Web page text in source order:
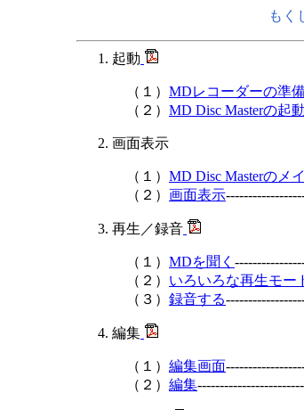
もく
起動
（１） MDレコーダーの準
（２） MD Disc Masterの起動
画面表示
（１） MD Disc Masterのメ
（２） 画面表示
再生／録音
（１） MDを聞く
（２） いろいろな再生モー
（３） 録音する
編集
（１） 編集画面
（２） 編集